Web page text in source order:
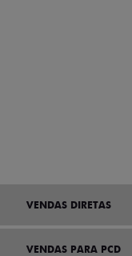
VENDAS DIRETAS
VENDAS PARA PCD